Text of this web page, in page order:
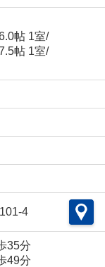
帖 1室/
帖 1室/
4
35分
49分